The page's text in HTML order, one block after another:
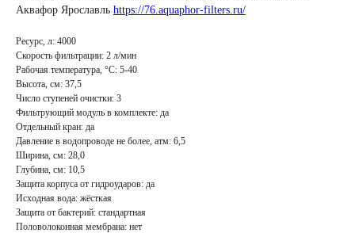
Аквафор Ярославль https://76.aquaphor-filters.ru/
Ресурс, л: 4000
Скорость фильтрации: 2 л/мин
Рабочая температура, °C: 5-40
Высота, см: 37,5
Число ступеней очистки: 3
Фильтрующий модуль в комплекте: да
Отдельный кран: да
Давление в водопроводе не более, атм: 6,5
Ширина, см: 28,0
Глубина, см: 10,5
Защита корпуса от гидроударов: да
Исходная вода: жёсткая
Защита от бактерий: стандартная
Половолоконная мембрана: нет